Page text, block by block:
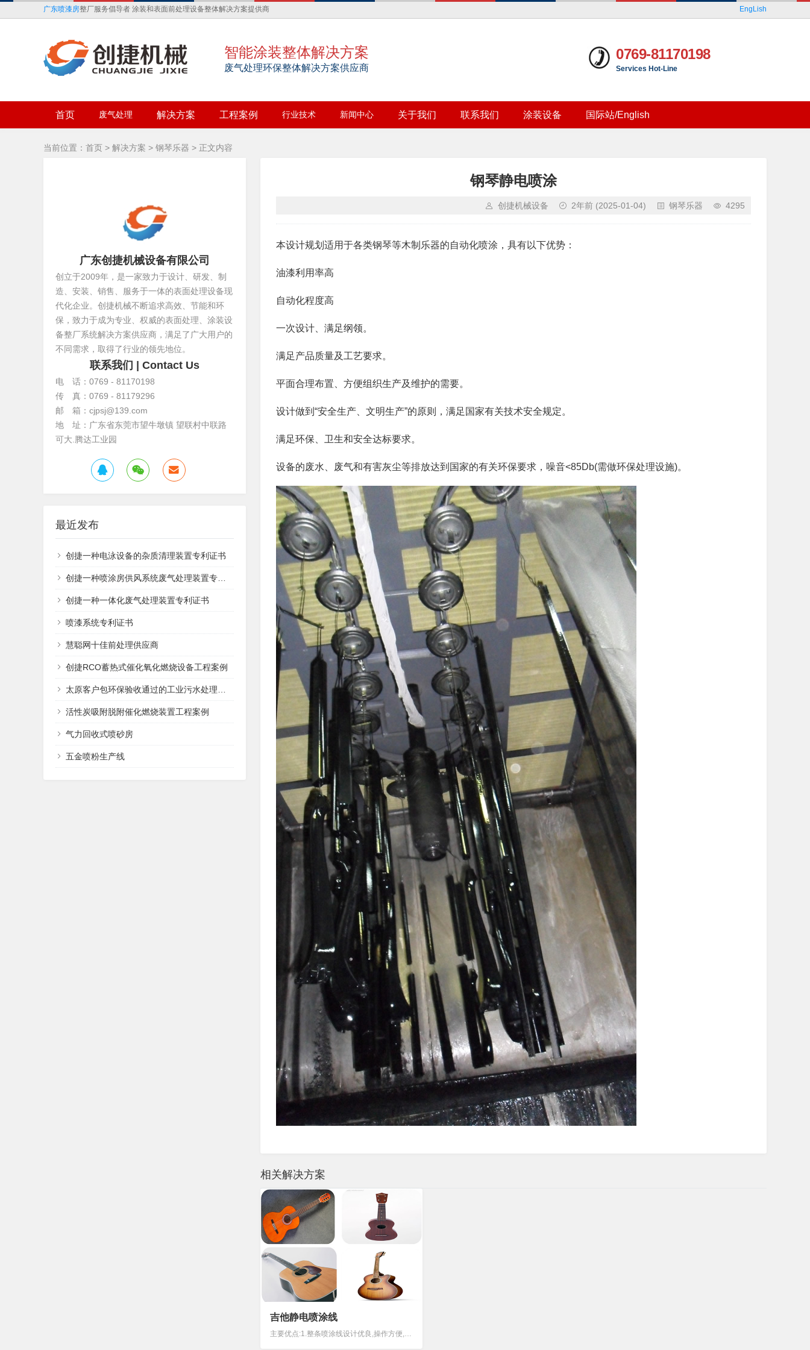
广东喷漆房整厂服务倡导者 涂装和表面前处理设备整体解决方案提供商 EngLish
0769-81170198
Services Hot-Line
智能涂装整体解决方案
废气处理环保整体解决方案供应商
首页 废气处理 解决方案 工程案例 行业技术 新闻中心 关于我们 联系我们 涂装设备 国际站/English
当前位置： 首页 > 解决方案 > 钢琴乐器 > 正文内容
钢琴静电喷涂
创捷机械设备 2年前 (2025-01-04) 钢琴乐器 4295
本设计规划适用于各类钢琴等木制乐器的自动化喷涂，具有以下优势：
油漆利用率高
自动化程度高
一次设计、满足纲领。
满足产品质量及工艺要求。
平面合理布置、方便组织生产及维护的需要。
设计做到“安全生产、文明生产”的原则，满足国家有关技术安全规定。
满足环保、卫生和安全达标要求。
设备的废水、废气和有害灰尘等排放达到国家的有关环保要求，噪音<85Db(需做环保处理设施)。
相关解决方案
吉他静电喷涂线
主要优点:1.整条喷涂线设计优良,操作方便,外形美观,可参观性强2.整条喷涂线物流顺畅,各工位上下工件简单,检查容易3.自动化程度高,节约大量人工4.整条喷涂线运行平稳5.喷油线喷房水泵采用专用液下污泥泵，免维护型，不泄漏6.喷油线采用七吨...
广东创捷机械设备有限公司
创立于2009年，是一家致力于设计、研发、制
造、安装、销售、服务于一体的表面处理设备现
代化企业。创捷机械不断追求高效、节能和环
保，致力于成为专业、权威的表面处理、涂装设
备整厂系统解决方案供应商，满足了广大用户的
不同需求，取得了行业的领先地位。
联系我们 | Contact Us
电 话：0769 - 81170198
传 真：0769 - 81179296
邮 箱：cjpsj@139.com
地 址：广东省东莞市望牛墩镇 望联村中联路
可大.腾达工业园
最近发布
创捷一种电泳设备的杂质清理装置专利证书
创捷一种喷涂房供风系统废气处理装置专利证书
创捷一种一体化废气处理装置专利证书
喷漆系统专利证书
慧聪网十佳前处理供应商
创捷RCO蓄热式催化氧化燃烧设备工程案例
太原客户包环保验收通过的工业污水处理设备
活性炭吸附脱附催化燃烧装置工程案例
气力回收式喷砂房
五金喷粉生产线